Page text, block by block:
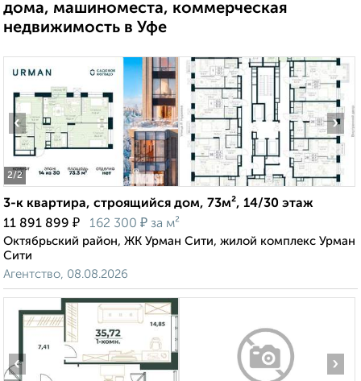
дома, машиноместа, коммерческая
недвижимость в Уфе
2/2
‹ ›
3-к квартира, строящийся дом, 73м², 14/30 этаж
11 891 899 ₽ 162 300 ₽ за м²
Октябрьский район, ЖК Урман Сити, жилой комплекс Урман
Сити
Агентство, 08.08.2026
‹ ›